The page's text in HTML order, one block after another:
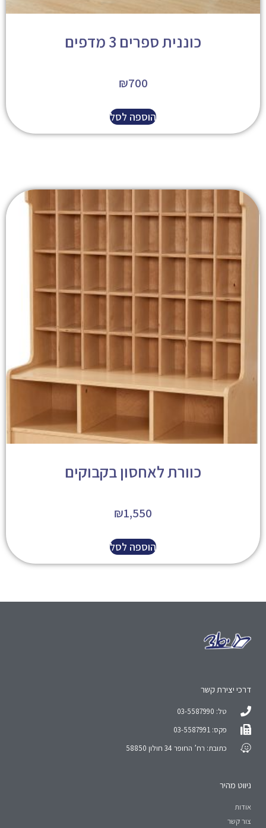
כוננית ספרים 3 מדפים
₪700
הוספה לסל
כוורת לאחסון בקבוקים
₪1,550
הוספה לסל
דרכי יצירת קשר
טל: 03-5587990
פקס: 03-5587991
כתובת: רח’ החופר 34 חולון 58850
ניווט מהיר
אודות
צור קשר